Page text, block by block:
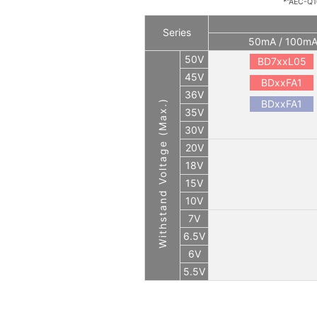
Series
50mA / 100mA
Withstand Voltage (Max.)
50V
BD7xxL05
BDxxFA1
BDxxFA1
45V
36V
35V
30V
20V
18V
15V
10V
7V
6.5V
6V
5.5V